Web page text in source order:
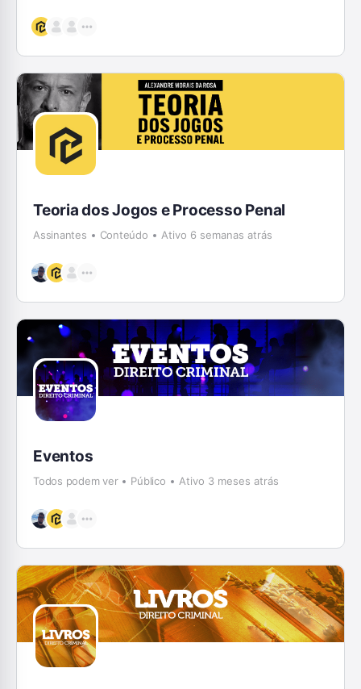
Teoria dos Jogos e Processo Penal
Assinantes Conteúdo Ativo 6 semanas atrás
Eventos
Todos podem ver Público Ativo 3 meses atrás